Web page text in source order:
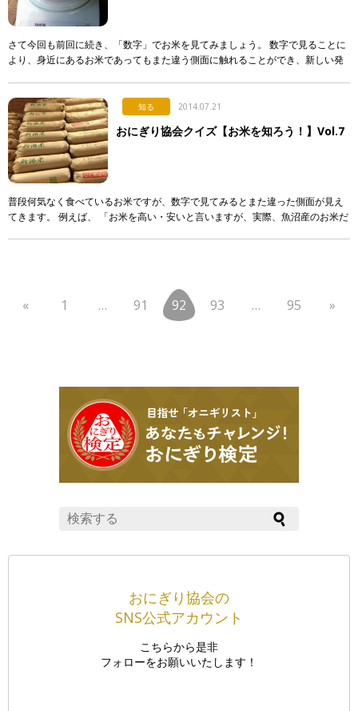
さて今回も前回に続き、「数字」でお米を見てみましょう。 数字で見ることに
より、身近にあるお米であってもまた違う側面に触れることができ、新しい発
知る 2014.07.21
おにぎり協会クイズ【お米を知ろう！】Vol.7
普段何気なく食べているお米ですが、数字で見てみるとまた違った側面が見え
てきます。 例えば、 「お米を高い・安いと言いますが、実際、魚沼産のお米だ
« 1 … 91 92 93 … 95 »
おにぎり協会の
SNS公式アカウント
こちらから是非
フォローをお願いいたします！